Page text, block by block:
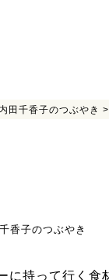
内田千香子のつぶやき
香子のつぶやき
に持って行く食